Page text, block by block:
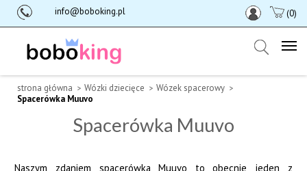
info@boboking.pl (0)
strona główna Wózki dziecięce
Wózek spacerowy
Spacerówka Muuvo
Spacerówka Muuvo
Naszym zdaniem spacerówka Muuvo to obecnie jeden z